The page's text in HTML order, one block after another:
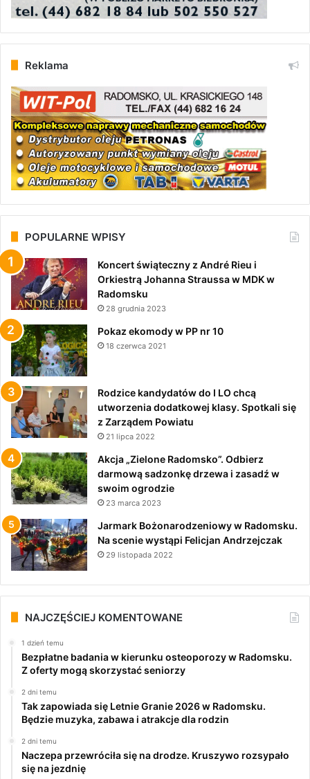
Reklama
POPULARNE WPISY
Koncert świąteczny z André Rieu i
Orkiestrą Johanna Straussa w MDK w
Radomsku
28 grudnia 2023
Pokaz ekomody w PP nr 10
18 czerwca 2021
Rodzice kandydatów do I LO chcą
utworzenia dodatkowej klasy. Spotkali się
z Zarządem Powiatu
21 lipca 2022
Akcja „Zielone Radomsko”. Odbierz
darmową sadzonkę drzewa i zasadź w
swoim ogrodzie
23 marca 2023
Jarmark Bożonarodzeniowy w Radomsku.
Na scenie wystąpi Felicjan Andrzejczak
29 listopada 2022
NAJCZĘŚCIEJ KOMENTOWANE
1 dzień temu
Bezpłatne badania w kierunku osteoporozy w Radomsku.
Z oferty mogą skorzystać seniorzy
2 dni temu
Tak zapowiada się Letnie Granie 2026 w Radomsku.
Będzie muzyka, zabawa i atrakcje dla rodzin
2 dni temu
Naczepa przewróciła się na drodze. Kruszywo rozsypało
się na jezdnię